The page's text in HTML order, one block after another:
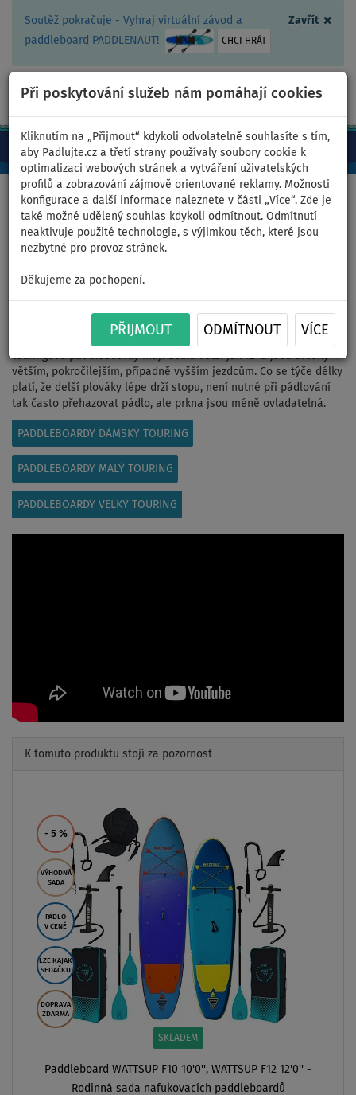
Zavřít ×
Soutěž pokračuje - Vyhraj virtuální závod a
paddleboard PADDLENAUT!
CHCI HRÁT
Při poskytování služeb nám pomáhají cookies
Kliknutím na „Přijmout“ kdykoli odvolatelně souhlasíte s tím,
aby Padlujte.cz a třetí strany používaly soubory cookie k
optimalizaci webových stránek a vytváření uživatelských
profilů a zobrazování zájmově orientované reklamy. Možnosti
konfigurace a další informace naleznete v části „Více“. Zde je
také možné udělený souhlas kdykoli odmítnout. Odmítnutí
neaktivuje použité technologie, s výjimkou těch, které jsou
nezbytné pro provoz stránek.
Děkujeme za pochopení.
PŘIJMOUT ODMÍTNOUT VÍCE
CZ/Kč +420 467 409 090 0ks
Domů >PaddleBlog >Velké pánské touringové paddleboardy
Představujeme Velké pánské
touringové paddleboardy
Je pro vás univerzální plovák pomalý? Přejděte na Touring. Velké
větším, pokročilejším, případně vyšším jezdcům. Co se týče délky
platí, že delší plováky lépe drží stopu, není nutné při pádlování
tak často přehazovat pádlo, ale prkna jsou méně ovladatelná.
PADDLEBOARDY DÁMSKÝ TOURING
PADDLEBOARDY MALÝ TOURING
PADDLEBOARDY VELKÝ TOURING
K tomuto produktu stojí za pozornost
- 5 %
VÝHODNÁ
SADA
PÁDLO
V CENĚ
LZE KAJAK
SEDAČKU
DOPRAVA
ZDARMA
SKLADEM
Paddleboard WATTSUP F10 10'0'', WATTSUP F12 12'0'' -
Rodinná sada nafukovacích paddleboardů